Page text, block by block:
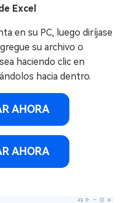
Excel
en su PC, luego diríjase
su archivo o
haciendo clic en
hacia dentro.
AHORA
AHORA